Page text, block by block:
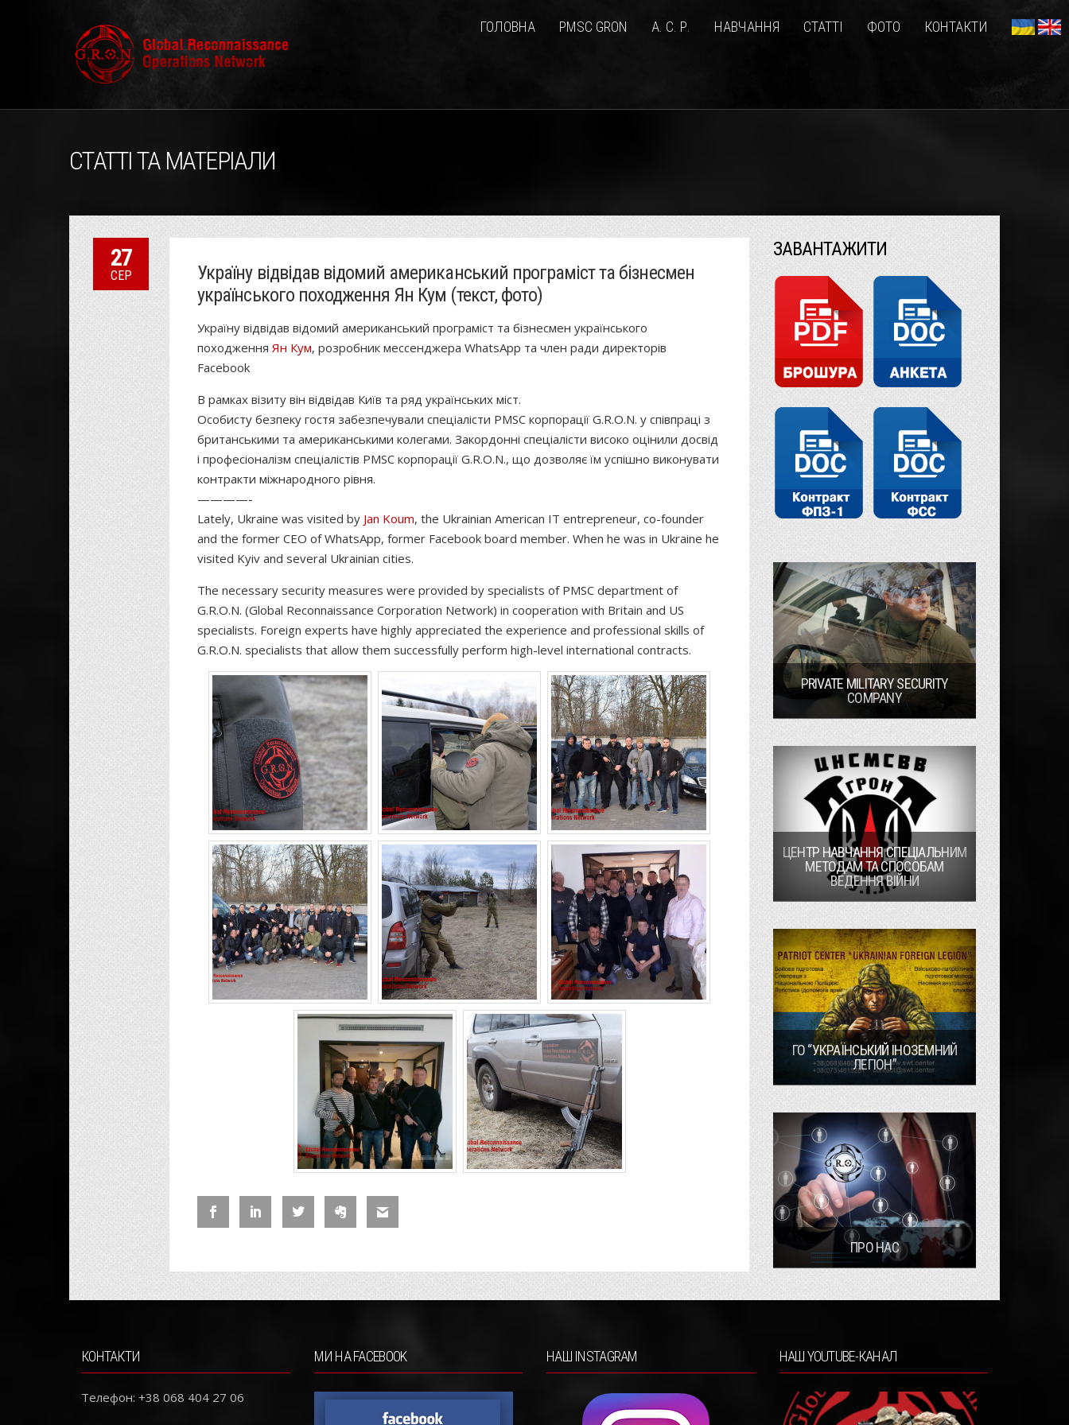
ГОЛОВНА PMSC GRON А. С. Р. НАВЧАННЯ СТАТТІ ФОТО КОНТАКТИ
СТАТТІ ТА МАТЕРІАЛИ
27
СЕР
Україну відвідав відомий американський програміст та бізнесмен
українського походження Ян Кум (текст, фото)
Україну відвідав відомий американський програміст та бізнесмен українського
походженняЯн Кум, розробник мессенджера WhatsApp та член ради директорів
Facebook
В рамках візиту він відвідав Київ та ряд українських міст.
Особисту безпеку гостя забезпечували спеціалісти PMSC корпорації G.R.O.N. у співпраці з
британськими та американськими колегами. Закордонні спеціалісти високо оцінили досвід
і професіоналізм спеціалістів PMSC корпорації G.R.O.N., що дозволяє їм успішно виконувати
контракти міжнародного рівня.
————-
Lately, Ukraine was visited by Jan Koum, the Ukrainian American IT entrepreneur, co-founder
and the former CEO of WhatsApp, former Facebook board member. When he was in Ukraine he
visited Kyiv and several Ukrainian cities.
The necessary security measures were provided by specialists of PMSC department of
G.R.O.N. (Global Reconnaissance Corporation Network) in cooperation with Britain and US
specialists. Foreign experts have highly appreciated the experience and professional skills of
G.R.O.N. specialists that allow them successfully perform high-level international contracts.
ЗАВАНТАЖИТИ
PRIVATE MILITARY SECURITY
COMPANY
ЦЕНТР НАВЧАННЯ СПЕЦІАЛЬНИМ
МЕТОДАМ ТА СПОСОБАМ
ВЕДЕННЯ ВІЙНИ
ГО “УКРАЇНСЬКИЙ ІНОЗЕМНИЙ
ЛЕГІОН”
ПРО НАС
КОНТАКТИ
Телефон: +38 068 404 27 06
МИ НА FACEBOOK НАШ INSTAGRAM НАШ YOUTUBE-КАНАЛ